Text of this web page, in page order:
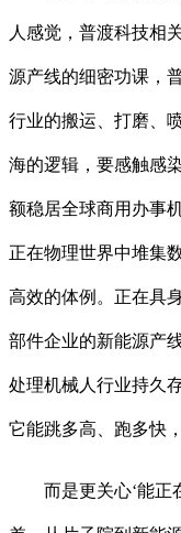
人感觉，普渡科技相
源产线的细密功课，
行业的搬运、打磨、
海的逻辑，要感触感
额稳居全球商用办事
正在物理世界中堆集
高效的体例。正在具
部件企业的新能源产
处理机械人行业持久
它能跳多高、跑多快
而是更关心‘能正在